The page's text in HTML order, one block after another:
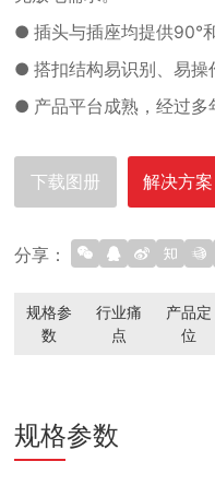
● 插头与插座均提供90°
● 搭扣结构易识别、易操
● 产品平台成熟，经过多
下载图册 解决方案
分享：
规格参
数
行业痛
点
产品定
位
规格参数